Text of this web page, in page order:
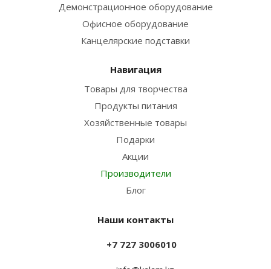
Демонстрационное оборудование
Офисное оборудование
Канцелярские подставки
Навигация
Товары для творчества
Продукты питания
Хозяйственные товары
Подарки
Акции
Производители
Блог
Наши контакты
+7 727 3006010